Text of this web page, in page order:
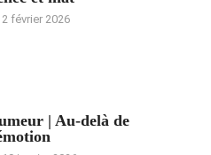
2 février 2026
| Au-delà de